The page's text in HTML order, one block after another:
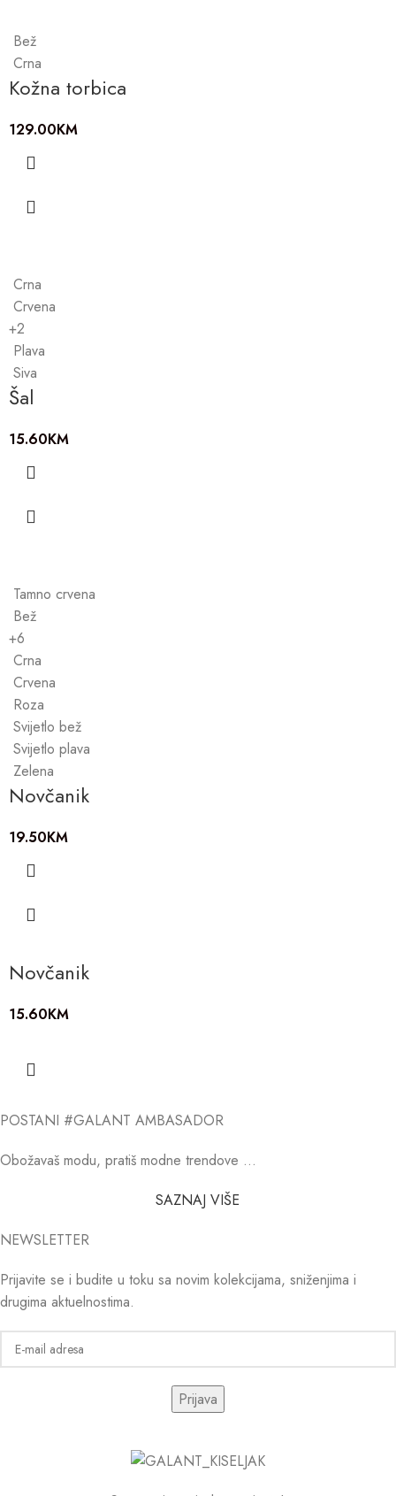
Bež
Crna
Kožna torbica
129.00KM
Crna
Crvena
+2
Plava
Siva
Šal
15.60KM
Tamno crvena
Bež
+6
Crna
Crvena
Roza
Svijetlo bež
Svijetlo plava
Zelena
Novčanik
19.50KM
Novčanik
15.60KM
POSTANI #GALANT AMBASADOR
Obožavaš modu, pratiš modne trendove …
SAZNAJ VIŠE
NEWSLETTER
Prijavite se i budite u toku sa novim kolekcijama, sniženjima i
drugima aktuelnostima.